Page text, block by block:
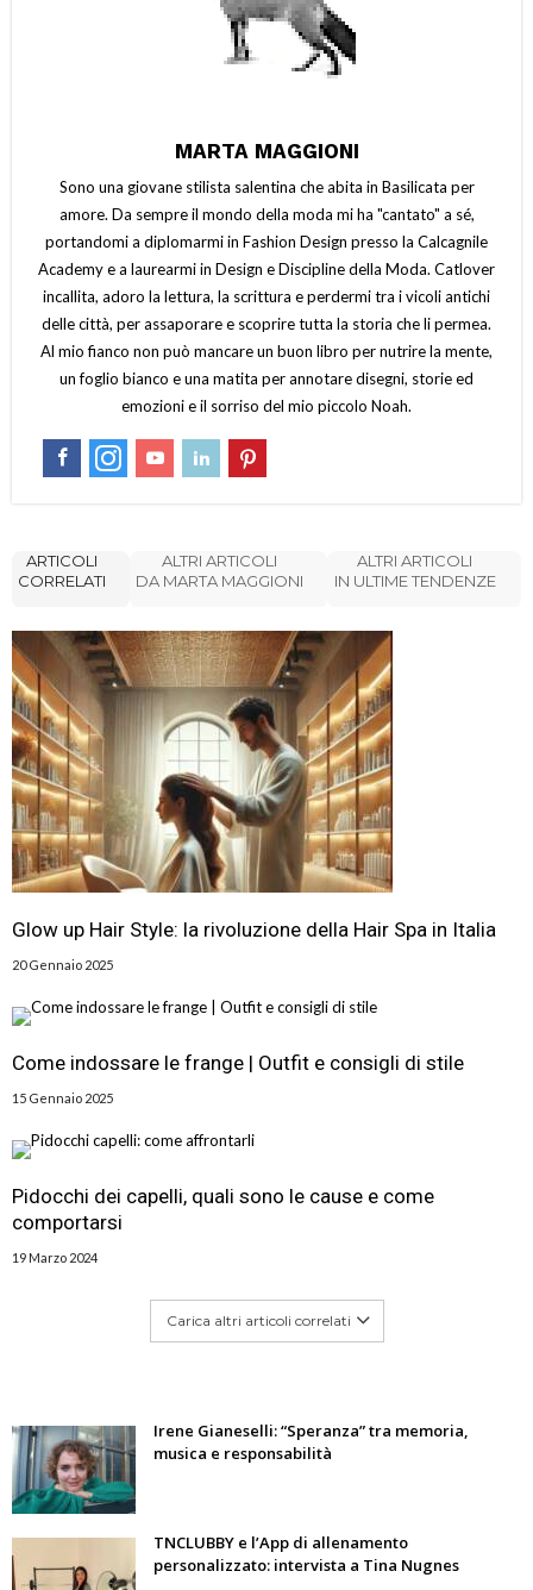
MARTA MAGGIONI
Sono una giovane stilista salentina che abita in Basilicata per
amore. Da sempre il mondo della moda mi ha "cantato" a sé,
portandomi a diplomarmi in Fashion Design presso la Calcagnile
Academy e a laurearmi in Design e Discipline della Moda. Catlover
incallita, adoro la lettura, la scrittura e perdermi tra i vicoli antichi
delle città, per assaporare e scoprire tutta la storia che li permea.
Al mio fianco non può mancare un buon libro per nutrire la mente,
un foglio bianco e una matita per annotare disegni, storie ed
emozioni e il sorriso del mio piccolo Noah.
ARTICOLI
CORRELATI
ALTRI ARTICOLI
DA MARTA MAGGIONI
ALTRI ARTICOLI
IN ULTIME TENDENZE
Glow up Hair Style: la rivoluzione della Hair Spa in Italia
20 Gennaio 2025
Come indossare le frange | Outfit e consigli di stile
15 Gennaio 2025
Pidocchi dei capelli, quali sono le cause e come
comportarsi
19 Marzo 2024
Carica altri articoli correlati
Irene Gianeselli: “Speranza” tra memoria,
musica e responsabilità
TNCLUBBY e l’App di allenamento
personalizzato: intervista a Tina Nugnes